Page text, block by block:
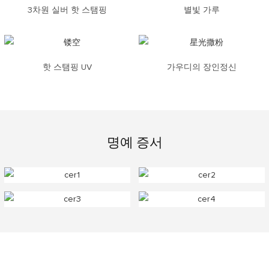
3차원 실버 핫 스탬핑 별빛 가루
핫 스탬핑 UV 가우디의 장인정신
명예 증서